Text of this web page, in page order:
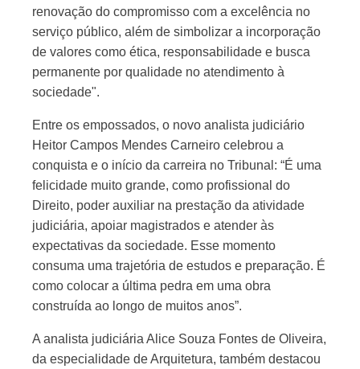
renovação do compromisso com a excelência no
serviço público, além de simbolizar a incorporação
de valores como ética, responsabilidade e busca
permanente por qualidade no atendimento à
sociedade".
Entre os empossados, o novo analista judiciário
Heitor Campos Mendes Carneiro celebrou a
conquista e o início da carreira no Tribunal: “É uma
felicidade muito grande, como profissional do
Direito, poder auxiliar na prestação da atividade
judiciária, apoiar magistrados e atender às
expectativas da sociedade. Esse momento
consuma uma trajetória de estudos e preparação. É
como colocar a última pedra em uma obra
construída ao longo de muitos anos”.
A analista judiciária Alice Souza Fontes de Oliveira,
da especialidade de Arquitetura, também destacou